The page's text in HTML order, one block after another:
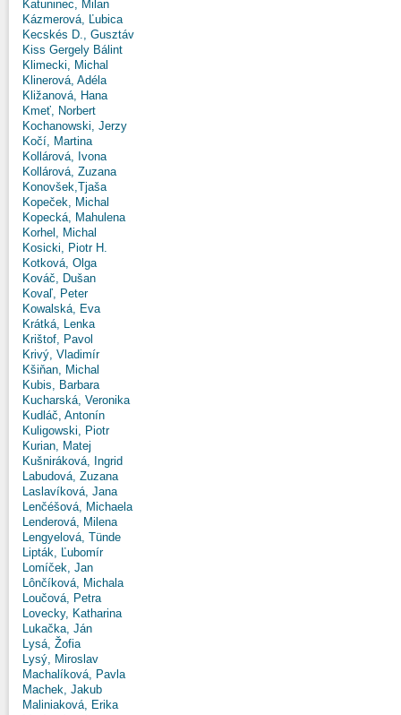
Katuninec, Milan
Kázmerová, Ľubica
Kecskés D., Gusztáv
Kiss Gergely Bálint
Klimecki, Michal
Klinerová, Adéla
Kližanová, Hana
Kmeť, Norbert
Kochanowski, Jerzy
Kočí, Martina
Kollárová, Ivona
Kollárová, Zuzana
Konovšek,Tjaša
Kopeček, Michal
Kopecká, Mahulena
Korhel, Michal
Kosicki, Piotr H.
Kotková, Olga
Kováč, Dušan
Kovaľ, Peter
Kowalská, Eva
Krátká, Lenka
Krištof, Pavol
Krivý, Vladimír
Kšiňan, Michal
Kubis, Barbara
Kucharská, Veronika
Kudláč, Antonín
Kuligowski, Piotr
Kurian, Matej
Kušniráková, Ingrid
Labudová, Zuzana
Laslavíková, Jana
Lenčéšová, Michaela
Lenderová, Milena
Lengyelová, Tünde
Lipták, Ľubomír
Lomíček, Jan
Lônčíková, Michala
Loučová, Petra
Lovecky, Katharina
Lukačka, Ján
Lysá, Žofia
Lysý, Miroslav
Machalíková, Pavla
Machek, Jakub
Maliniaková, Erika